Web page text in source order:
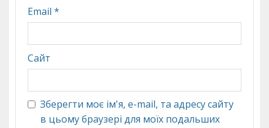
Email *
Сайт
Зберегти моє ім'я, e-mail, та адресу сайту
в цьому браузері для моїх подальших